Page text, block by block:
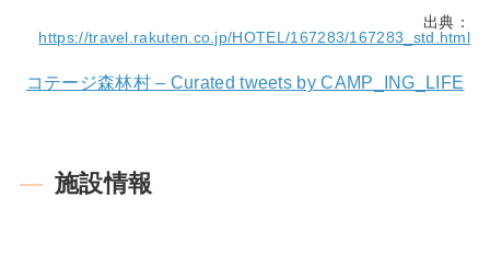
出典：
https://travel.rakuten.co.jp/HOTEL/167283/167283_std.html
コテージ森林村 – Curated tweets by CAMP_ING_LIFE
施設情報